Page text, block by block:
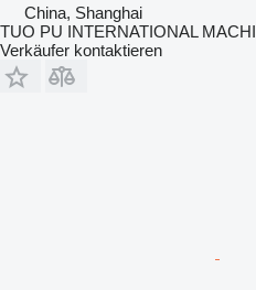
China, Shanghai
TUO PU INTERNATIONAL
Verkäufer kontaktieren